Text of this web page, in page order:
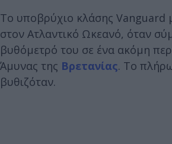
Το υποβρύχιο κλάσης Vanguard
στον Ατλαντικό Ωκεανό, όταν
βυθόμετρό του σε ένα ακόμη
Άμυνας της Βρετανίας. Το
βυθιζόταν.